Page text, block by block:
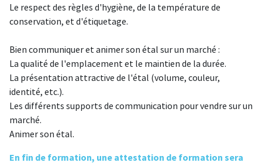
Le respect des règles d'hygiène, de la température de
conservation, et d'étiquetage.
Bien communiquer et animer son étal sur un marché :
La qualité de l'emplacement et le maintien de la durée.
La présentation attractive de l'étal (volume, couleur,
identité, etc.).
Les différents supports de communication pour vendre sur un
marché.
Animer son étal.
En fin de formation, une attestation de formation sera